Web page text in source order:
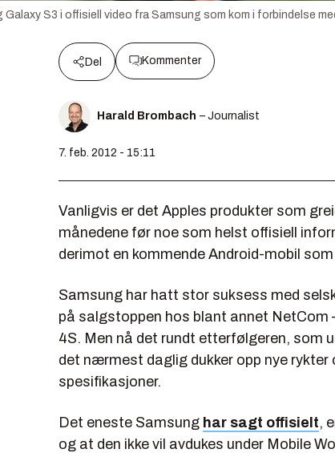
Galaxy S3 i offisiell video fra Samsung som kom i forbindelse
Del Kommenter
Harald Brombach – Journalist
7. feb. 2012 - 15:11
Vanligvis er det Apples produkter som
månedene før noe som helst offisiell
derimot en kommende Android-mobil
Samsung har hatt stor suksess med
på salgstoppen hos blant annet NetCom
4S. Men nå det rundt etterfølgeren, som
det nærmest daglig dukker opp nye
spesifikasjoner.
Det eneste Samsung har sagt offisielt,
og at den ikke vil avdukes under Mobile